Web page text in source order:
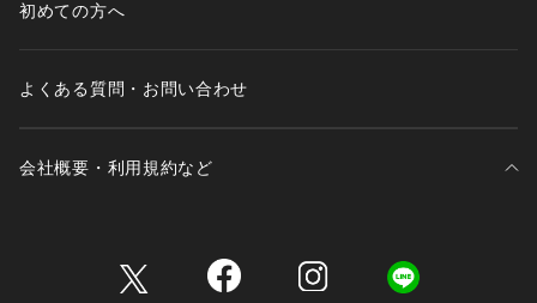
【モデル着用サイズ】
【2026 Spring/Summer】【26SS】
初めての方へ
よくある質問・お問い合わせ
会社概要・利用規約など